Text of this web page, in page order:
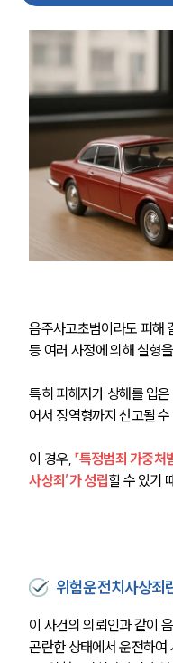
음주사고초범이라도 피해
등 여러 사정에 의해 실형
특히 피해자가 상해를 입
어서 징역형까지 선고될
이 경우, 「특정범죄 가중처
사상죄’가 성립할 수 있기
위험운전치사상죄
이 사건의 의뢰인과 같이
곤란한 상태에서 운전하여